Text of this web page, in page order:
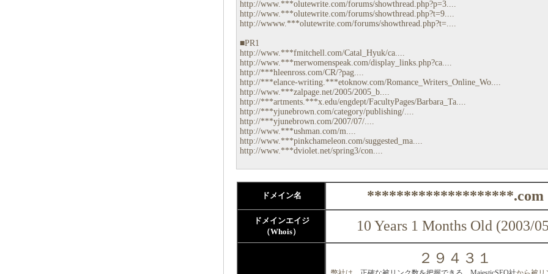
http://www.***olutewrite.com/forums/showthread.php?p=3....
http://www.***olutewrite.com/forums/showthread.php?t=9....
http://wwww.***olutewrite.com/forums/showthread.php?t=....
■PR1
http://www.***fmitchell.com/Catal_Hyuk/ca....
http://www.***merwomenspeak.com/display_links.php?ca....
http://***hleenross.com/CR/?pag....
http://***elance-writing.***etoknow.com/Romance_Writers_Online_Wo....
http://www.***zalpage.net/2005/2005_b....
http://***artments.***x.edu/engdept/FacultyPages/Barbara_Ta....
http://***yjunebrown.com/category/publishing/....
http://***yjunebrown.com/2007/07/....
http://www.***ushman.com/m....
http://www.***pinkchameleon.com/suggested_ma....
http://www.***dviolet.net/spring3/con....
ドメイン名 ********************.com
ドメインエイジ
（Whois）
10 Years 1 Months Old (2003/
２９４３１